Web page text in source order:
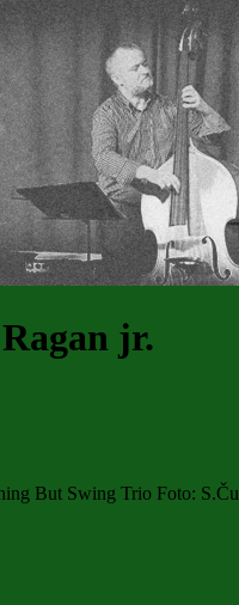
jr.
But Swing Trio Foto: